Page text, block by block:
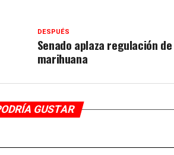
DESPUÉS
Senado aplaza regulación
marihuana
GUSTAR